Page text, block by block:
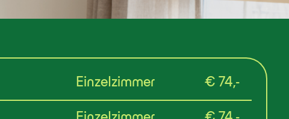
Einzelzimmer € 74,-